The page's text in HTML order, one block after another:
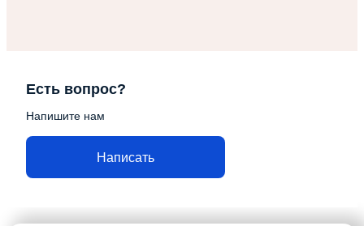
Есть вопрос?
Напишите нам
Написать